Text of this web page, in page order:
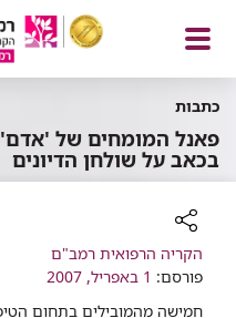
פתח
כתבות
פאנל המומחים של 'אדם'
בכאב על שולחן הדיונים
רכיב
שיתוף
הקריה הרפואית רמב"ם
פורסם: 1 באפריל, 2007
חמישה מהמובילים בתחום